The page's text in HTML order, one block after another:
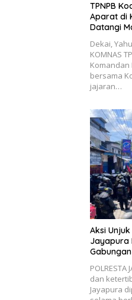
TPNPB
Aparat di
Datangi
Dekai,
KOMNAS
Komandan
bersama
jajaran…
Aksi
Jayapura
Gabungan
dan
Jayapura